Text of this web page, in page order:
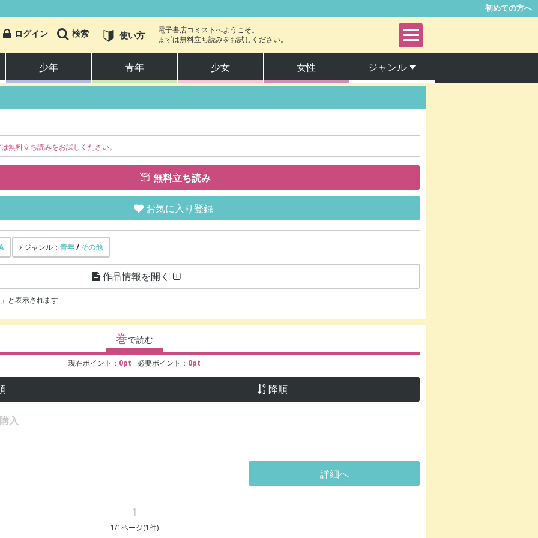
初めての方へ
ログイン 検索 使い方
電子書店コミストへようこそ。
まずは無料立ち読みをお試しください。
少年 青年 少女 女性 ジャンル
少女 女性
恋愛・ラブコメ
アクション・冒険
スポーツ グルメ
無料立ち読みをお試しください。
無料立ち読み
お気に入り登録
ジャンル： 青年/ その他
作品情報を開く
と表示されます
巻で読む
現在ポイント： 0pt 必要ポイント： 0pt
降順
入
詳細へ
1
1/1ページ(1件)